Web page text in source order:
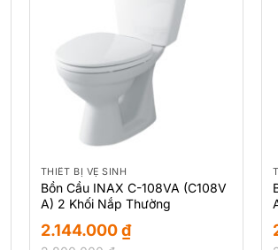
THIẾT BỊ VỆ SINH
Bồn Cầu INAX C-108VA (C108V
A) 2 Khối Nắp Thường
2.144.000₫